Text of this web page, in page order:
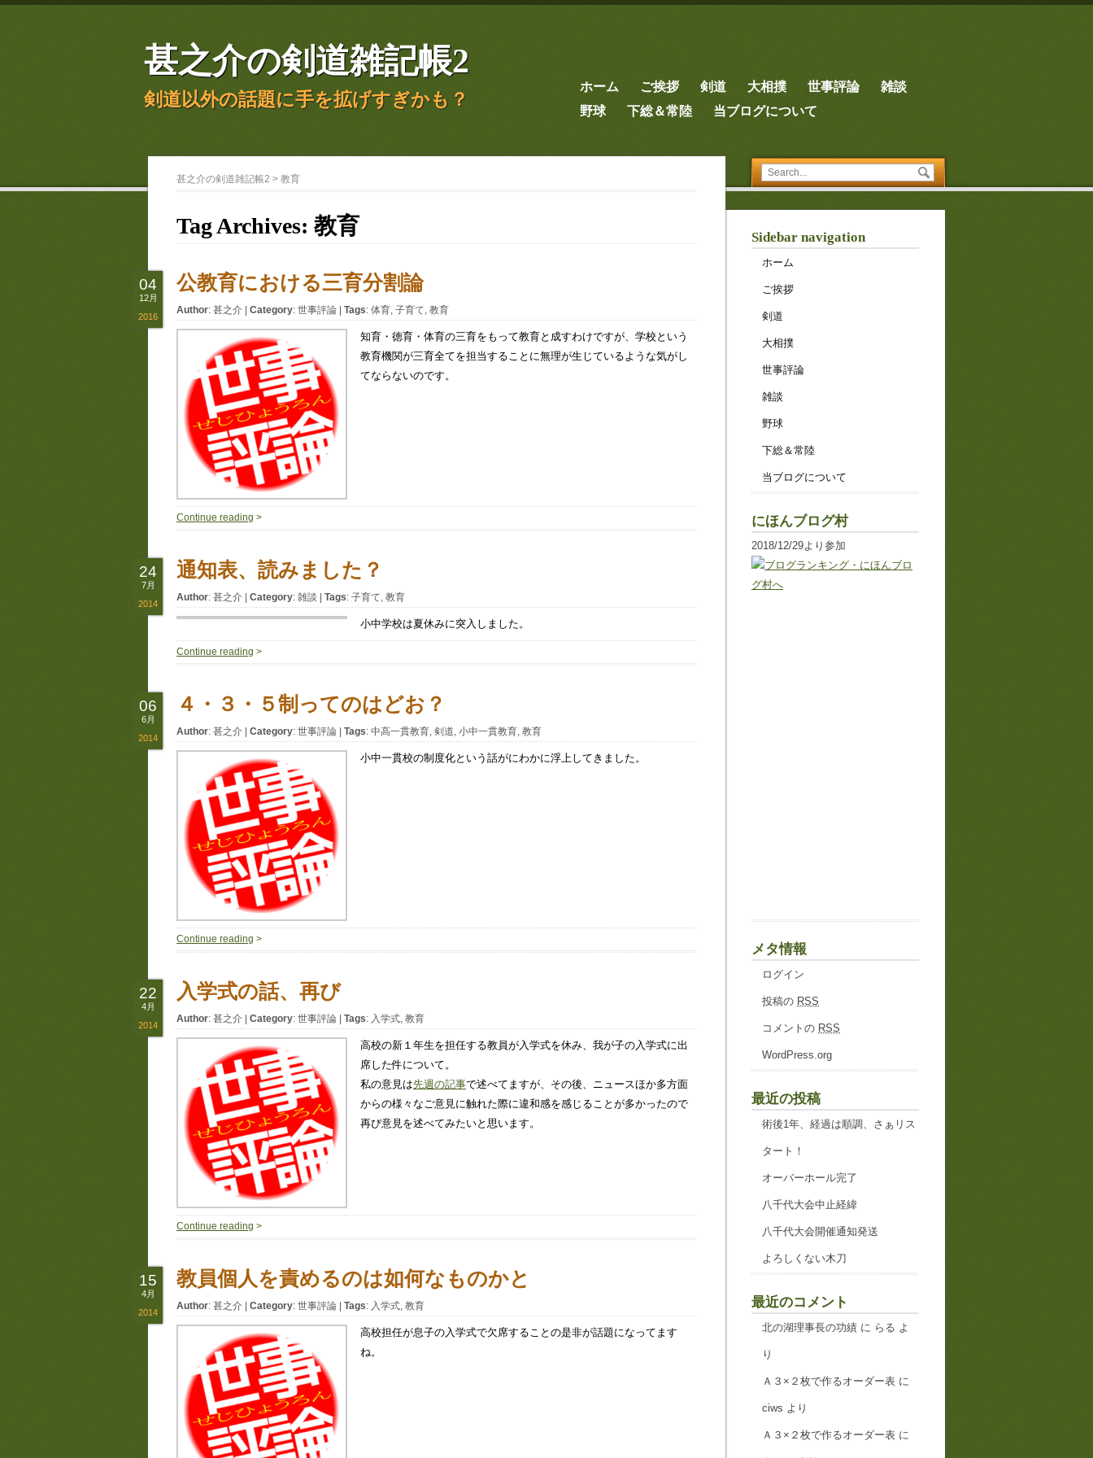
甚之介の剣道雑記帳2
剣道以外の話題に手を拡げすぎかも？
ホーム ご挨拶 剣道 大相撲 世事評論
雑談
野球
下総＆常陸 当ブログについて
甚之介の剣道雑記帳2 > 教育
Tag Archives: 教育
公教育における三育分割論
Author: 甚之介 Category: 世事評論 Tags: 体育, 子育て, 教育
知育・徳育・体育の三育をもって教育と成すわけですが、学校という
教育機関が三育全てを担当することに無理が生じているような気がし
てならないのです。
Continue reading >
04
12月
2016
通知表、読みました？
Author: 甚之介 Category: 雑談 Tags: 子育て, 教育
小中学校は夏休みに突入しました。
Continue reading >
24
7月
2014
４・３・５制ってのはどお？
Author: 甚之介 Category: 世事評論 Tags: 中高一貫教育, 剣道, 小中一貫教育, 教育
小中一貫校の制度化という話がにわかに浮上してきました。
Continue reading >
06
6月
2014
入学式の話、再び
Author: 甚之介 Category: 世事評論 Tags: 入学式, 教育
高校の新１年生を担任する教員が入学式を休み、我が子の入学式に出
席した件について。
私の意見は先週の記事で述べてますが、その後、ニュースほか多方面
からの様々なご意見に触れた際に違和感を感じることが多かったので
再び意見を述べてみたいと思います。
Continue reading >
22
4月
2014
教員個人を責めるのは如何なものかと
Author: 甚之介 Category: 世事評論 Tags: 入学式, 教育
高校担任が息子の入学式で欠席することの是非が話題になってます
ね。
15
4月
2014
Sidebar navigation
ホーム
ご挨拶
剣道
大相撲
世事評論
雑談
野球
下総＆常陸
当ブログについて
にほんブログ村
2018/12/29より参加
メタ情報
ログイン
投稿の RSS
コメントの RSS
WordPress.org
最近の投稿
術後1年、経過は順調、さぁリス
タート！
オーバーホール完了
八千代大会中止経緯
八千代大会開催通知発送
よろしくない木刀
最近のコメント
北の湖理事長の功績 に らる よ
り
Ａ３×２枚で作るオーダー表 に
ciws より
Ａ３×２枚で作るオーダー表 に